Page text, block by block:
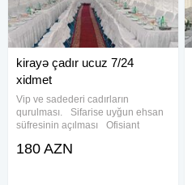
kirayə çadır ucuz 7/24
xidmet
Vip ve sadederi cadırların
qurulması. Sifarise uyğun ehsan
süfresinin açılması Ofisiant
qaşıq Stol stul Samavar Defn
180 AZN